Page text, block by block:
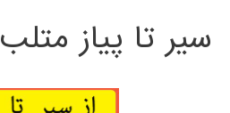
سیر تا پیاز متلب MATLAB